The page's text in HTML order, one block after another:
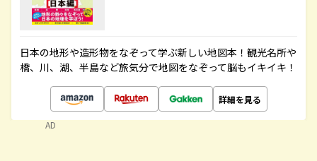
日本の地形や造形物をなぞって学ぶ新しい地図本！観光名所や
橋、川、湖、半島など旅気分で地図をなぞって脳もイキイキ！
詳細を見る
AD